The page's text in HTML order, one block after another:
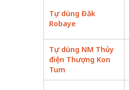
Tự dùng Đăk
Robaye
Tự dùng NM Thủy
điện Thượng Kon
Tum